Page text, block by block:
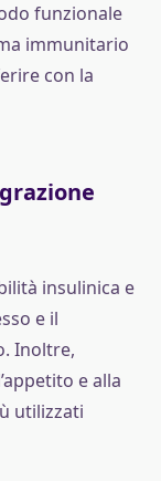
funzionale
immunitario
con la
insulinica e
e il
Inoltre,
e alla
utilizzati